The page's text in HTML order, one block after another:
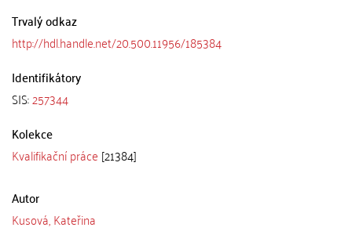
Trvalý odkaz
http://hdl.handle.net/20.500.11956/185384
Identifikátory
SIS:257344
Kolekce
Kvalifikační práce [21384]
Autor
Kusová, Kateřina